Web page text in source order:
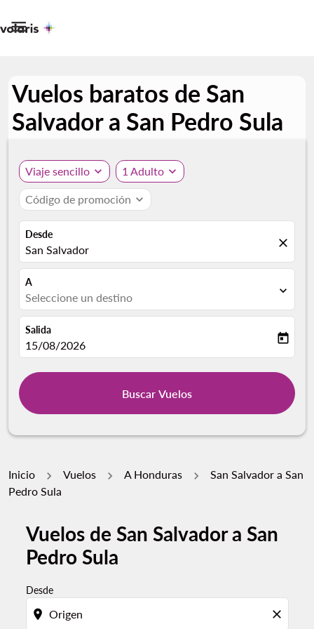

Vuelos baratos de San
Salvador a San Pedro Sula
Viaje sencillo expand_more 1 Adulto expand_more
Código de promoción expand_more
Desde
San Salvador close
A
Seleccione un destino expand_more
Salida
fc-booking-departure-date-aria-label
15/08/2026 today
Buscar Vuelos
Inicio Vuelos A Honduras
San Salvador a San
Pedro Sula
Vuelos de San Salvador a San
Pedro Sula
Desde
location_on close
Por favor, intente actualizar su ruta (origen y / o